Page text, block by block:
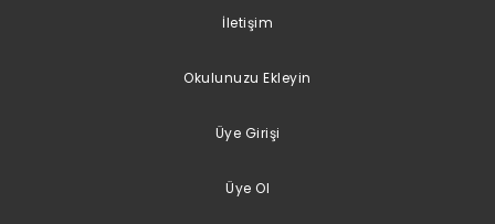
İletişim
Okulunuzu Ekleyin
Üye Girişi
Üye Ol